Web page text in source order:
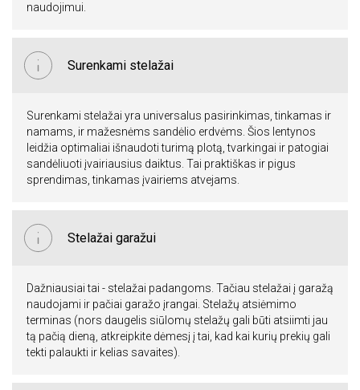
naudojimui.
Surenkami stelažai
Surenkami stelažai yra universalus pasirinkimas, tinkamas ir
namams, ir mažesnėms sandėlio erdvėms. Šios lentynos
leidžia optimaliai išnaudoti turimą plotą, tvarkingai ir patogiai
sandėliuoti įvairiausius daiktus. Tai praktiškas ir pigus
sprendimas, tinkamas įvairiems atvejams.
Stelažai garažui
Dažniausiai tai - stelažai padangoms. Tačiau stelažai į garažą
naudojami ir pačiai garažo įrangai. Stelažų atsiėmimo
terminas (nors daugelis siūlomų stelažų gali būti atsiimti jau
tą pačią dieną, atkreipkite dėmesį į tai, kad kai kurių prekių gali
tekti palaukti ir kelias savaites).